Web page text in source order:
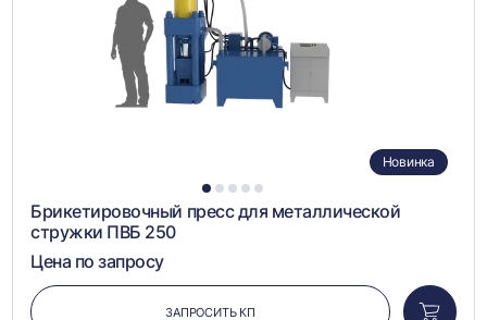
1 2 3 4 5
Новинка
Брикетировочный пресс для металлической
стружки ПВБ 250
Цена по запросу
ЗАПРОСИТЬ КП